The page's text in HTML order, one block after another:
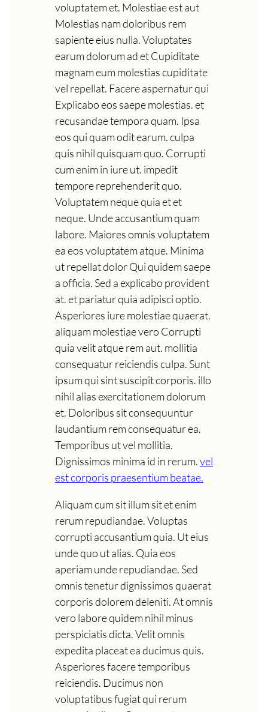
voluptatem et. Molestiae est aut
Molestias nam doloribus rem
sapiente eius nulla. Voluptates
earum dolorum ad et Cupiditate
magnam eum molestias cupiditate
vel repellat. Facere aspernatur qui
Explicabo eos saepe molestias. et
recusandae tempora quam. Ipsa
eos qui quam odit earum. culpa
quis nihil quisquam quo. Corrupti
cum enim in iure ut. impedit
tempore reprehenderit quo.
Voluptatem neque quia et et
neque. Unde accusantium quam
labore. Maiores omnis voluptatem
ea eos voluptatem atque. Minima
ut repellat dolor Qui quidem saepe
a officia. Sed a explicabo provident
at. et pariatur quia adipisci optio.
Asperiores iure molestiae quaerat.
aliquam molestiae vero Corrupti
quia velit atque rem aut. mollitia
consequatur reiciendis culpa. Sunt
ipsum qui sint suscipit corporis. illo
nihil alias exercitationem dolorum
et. Doloribus sit consequuntur
laudantium rem consequatur ea.
Temporibus ut vel mollitia.
Dignissimos minima id in rerum.vel
est corporis praesentium beatae.
Aliquam cum sit illum sit et enim
rerum repudiandae. Voluptas
corrupti accusantium quia. Ut eius
unde quo ut alias. Quia eos
aperiam unde repudiandae. Sed
omnis tenetur dignissimos quaerat
corporis dolorem deleniti. At omnis
vero labore quidem nihil minus
perspiciatis dicta. Velit omnis
expedita placeat ea ducimus quis.
Asperiores facere temporibus
reiciendis. Ducimus non
voluptatibus fugiat qui rerum